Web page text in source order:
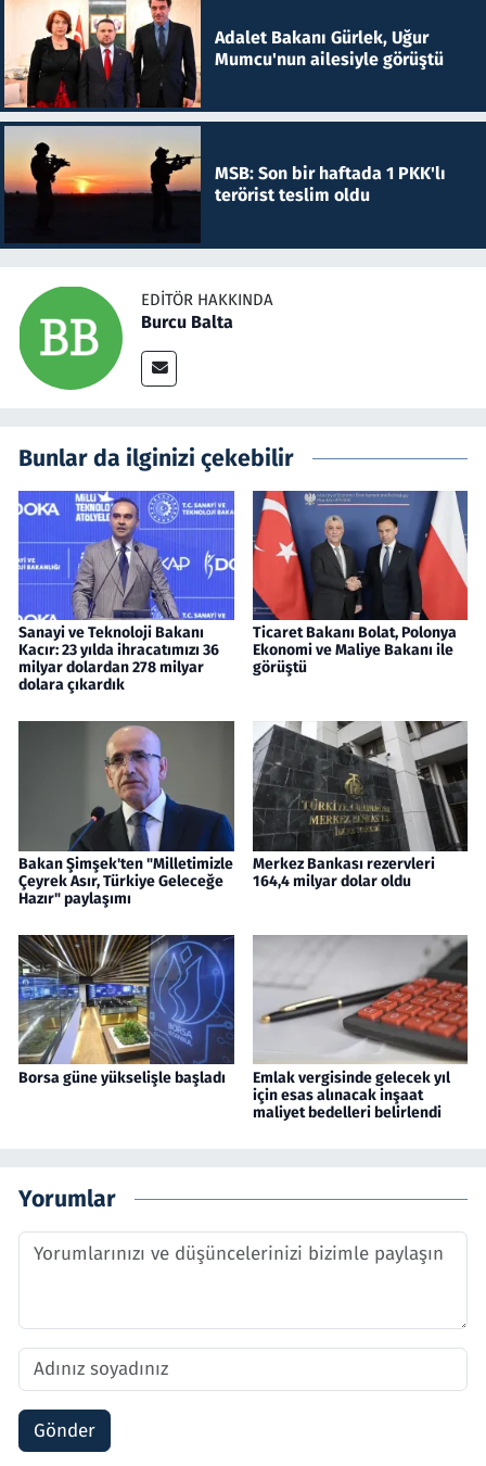
Adalet Bakanı Gürlek, Uğur
Mumcu'nun ailesiyle görüştü
MSB: Son bir haftada 1 PKK'lı
terörist teslim oldu
EDITÖR HAKKINDA
Burcu Balta
Bunlar da ilginizi çekebilir
Sanayi ve Teknoloji Bakanı
Kacır: 23 yılda ihracatımızı 36
milyar dolardan 278 milyar
dolara çıkardık
Ticaret Bakanı Bolat, Polonya
Ekonomi ve Maliye Bakanı ile
görüştü
Bakan Şimşek'ten "Milletimizle
Çeyrek Asır, Türkiye Geleceğe
Hazır" paylaşımı
Merkez Bankası rezervleri
164,4 milyar dolar oldu
Borsa güne yükselişle başladı
Emlak vergisinde gelecek yıl
için esas alınacak inşaat
maliyet bedelleri belirlendi
Yorumlar
Gönder